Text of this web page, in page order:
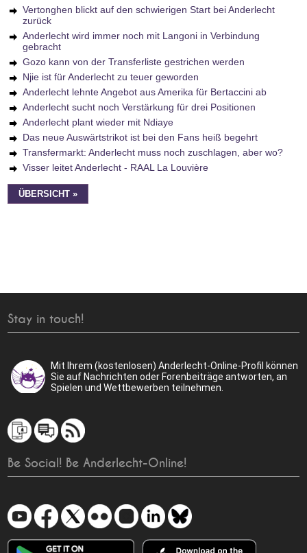
Vertonghen blickt auf den schwierigen Start bei Anderlecht
zurück
Anderlecht wird immer noch mit Langoni in Verbindung
gebracht
Gozo kann von der Transferliste gestrichen werden
Njie ist für Anderlecht zu teuer geworden
Anderlecht lehnte Angebot aus Amerika für Bertaccini ab
Anderlecht sucht noch Verstärkung für drei Positionen
Anderlecht plant wieder mit Ndiaye
Das neue Auswärtstrikot ist bei den Fans heiß begehrt
Transfermarkt: Anderlecht muss noch zuschlagen, aber wo?
Visser leitet Anderlecht - RAAL La Louvière
ÜBERSICHT »
Stay in touch!
Mit Ihrem (kostenlosen) Anderlecht-Online-Profil können
Sie auf Nachrichten oder Forenbeiträge antworten, an
Spielen und Wettbewerben teilnehmen.
Be Social! Be Anderlecht-Online!